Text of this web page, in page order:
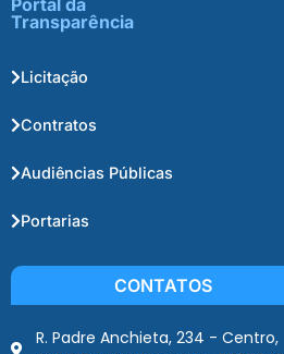
Transparência
Licitação
Contratos
Audiências Públicas
Portarias
CONTATOS
R. Padre Anchieta, 234 - Centro,